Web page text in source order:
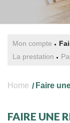
Home Faire
FAIRE UNE
Mon compte
La prestation